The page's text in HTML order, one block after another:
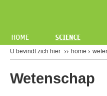
U bevindt zich hier home
Wetenschap